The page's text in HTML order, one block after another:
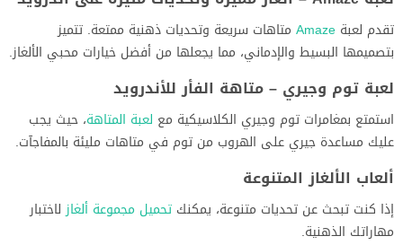
تقدم لعبة Amaze متاهات سريعة وتحديات ذهنية ممتعة. تتميز
بتصميمها البسيط والإدماني، مما يجعلها من أفضل خيارات محبي الألغاز.
لعبة توم وجيري – متاهة الفأر للأندرويد
استمتع بمغامرات توم وجيري الكلاسيكية مع لعبة المتاهة، حيث يجب
عليك مساعدة جيري على الهروب من توم في متاهات مليئة بالمفاجآت.
ألعاب الألغاز المتنوعة
إذا كنت تبحث عن تحديات متنوعة، يمكنك تحميل مجموعة ألغازلاختبار
مهاراتك الذهنية.